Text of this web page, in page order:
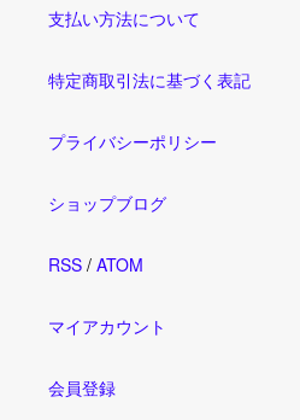
支払い方法について
特定商取引法に基づく表記
プライバシーポリシー
ショップブログ
RSS / ATOM
マイアカウント
会員登録